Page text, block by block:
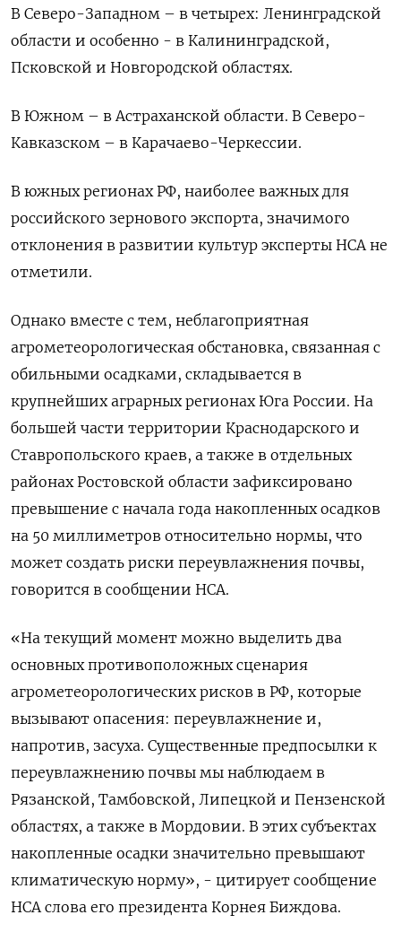
В Северо-Западном – в четырех: ​Ленинградской
области и особенно - в ​Калининградской,
Псковской и Новгородской ‌областях.
В Южном – в Астраханской области. В Северо-
Кавказском – в Карачаево-Черкессии.
В южных регионах РФ, наиболее важных для ​
российского зернового экспорта, значимого
отклонения в развитии культур эксперты НСА не
отметили.
Однако вместе с тем, неблагоприятная
агрометеорологическая обстановка, связанная с
обильными осадками, складывается в
крупнейших аграрных регионах Юга России. На
большей части территории Краснодарского и
Ставропольского краев, а также в отдельных
районах Ростовской области зафиксировано
превышение с начала года накопленных осадков
на 50 миллиметров относительно нормы, что
может создать риски переувлажнения почвы,
говорится в сообщении НСА.
«На текущий момент можно выделить два
основных противоположных ​сценария
агрометеорологических рисков в РФ, которые
⁠вызывают опасения: переувлажнение и,
напротив, засуха. Существенные предпосылки к
переувлажнению почвы мы наблюдаем в
Рязанской, Тамбовской, Липецкой и Пензенской
областях, а также в Мордовии. ‌В этих субъектах
накопленные осадки значительно превышают
климатическую норму», - цитирует сообщение
НСА слова его президента ‌Корнея Биждова.